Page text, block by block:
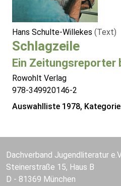
Hans Schulte-Willekes (Text)
Schlagzeile
Ein Zeitungsreporter
Rowohlt Verlag
978-349920146-2
Auswahlliste 1978,
Dachverband Jugendliteratur
Steinerstraße 15, Haus B
D - 81369 München